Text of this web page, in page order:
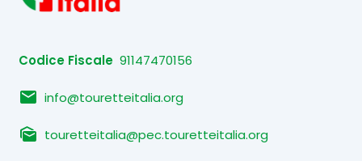
Codice Fiscale 91147470156
email info@touretteitalia.org
mark_as_unread touretteitalia@pec.touretteitalia.org